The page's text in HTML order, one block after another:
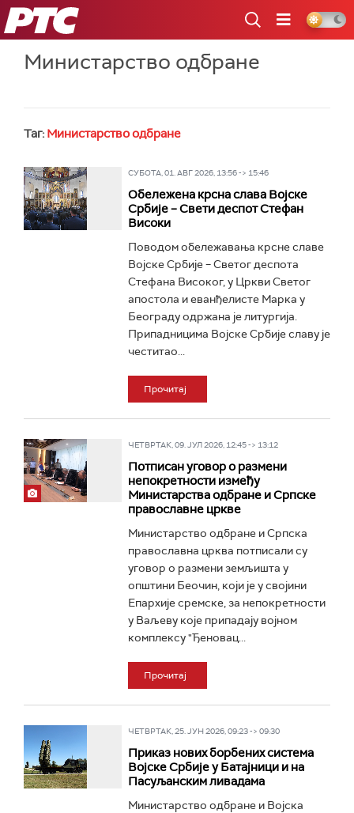
РТС
Министарство одбране
Таг: Министарство одбране
СУБОТА, 01. АВГ 2026, 13:56 -> 15:46
Обележена крсна слава Војске
Србије – Свети деспот Стефан
Високи
Поводом обележавања крсне славе
Војске Србије – Светог деспота
Стефана Високог, у Цркви Светог
апостола и еванђелисте Марка у
Београду одржана је литургија.
Припадницима Војске Србије славу је
честитао...
Прочитај
ЧЕТВРТАК, 09. ЈУЛ 2026, 12:45 -> 13:12
Потписан уговор о размени
непокретности између
Министарства одбране и Српске
православне цркве
Министарство одбране и Српска
православна црква потписали су
уговор о размени земљишта у
општини Беочин, који је у својини
Епархије сремске, за непокретности
у Ваљеву које припадају војном
комплексу "Ђеновац...
Прочитај
ЧЕТВРТАК, 25. ЈУН 2026, 09:23 -> 09:30
Приказ нових борбених система
Војске Србије у Батајници и на
Пасуљанским ливадама
Министарство одбране и Војска